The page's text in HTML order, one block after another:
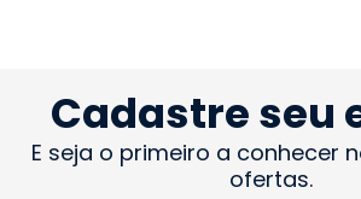
Cadastre seu
E seja o primeiro a conhecer
ofertas.